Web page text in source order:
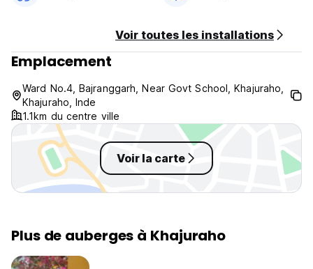
Voir toutes les installations
Emplacement
Ward No.4, Bajranggarh, Near Govt School, Khajuraho,
Khajuraho, Inde
1.1km du centre ville
Voir la carte
Plus de auberges à Khajuraho